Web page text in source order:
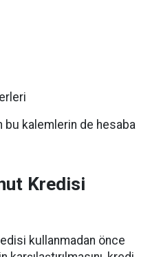
bu kalemlerin de hesaba
Kredisi
kullanmadan önce